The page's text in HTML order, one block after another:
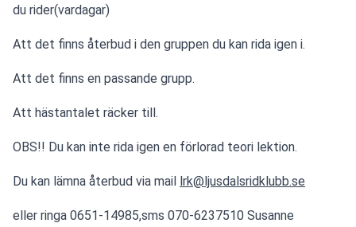
du rider(vardagar)
Att det finns återbud i den gruppen du kan rida igen i.
Att det finns en passande grupp.
Att hästantalet räcker till.
OBS!! Du kan inte rida igen en förlorad teori lektion.
Du kan lämna återbud via mail lrk@ljusdalsridklubb.se
eller ringa 0651-14985,sms 070-6237510 Susanne